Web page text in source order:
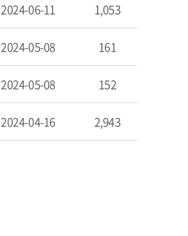
2024-06-11 1,053
2024-05-08 161
2024-05-08 152
2024-04-16 2,943